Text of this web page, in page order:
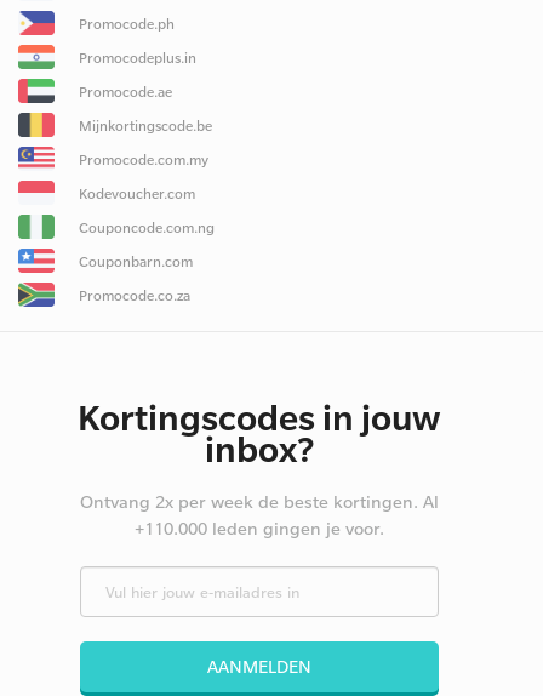
Promocode.ph
Promocodeplus.in
Promocode.ae
Mijnkortingscode.be
Promocode.com.my
Kodevoucher.com
Couponcode.com.ng
Couponbarn.com
Promocode.co.za
Kortingscodes in jouw
inbox?
Ontvang 2x per week de beste kortingen. Al
+110.000 leden gingen je voor.
AANMELDEN